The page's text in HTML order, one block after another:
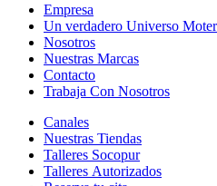
Empresa
Un verdadero Universo
Nosotros
Nuestras Marcas
Contacto
Trabaja Con Nosotros
Canales
Nuestras Tiendas
Talleres Socopur
Talleres Autorizados